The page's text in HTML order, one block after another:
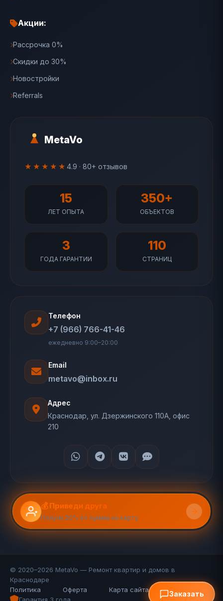
MetaVo
★★★★★ 4.9 · 80+ отзывов
15
ЛЕТ ОПЫТА
350+
ОБЪЕКТОВ
3
ГОДА ГАРАНТИИ
110
СТРАНИЦ
Акции:
Рассрочка 0%
Скидки до 30%
Новостройки
Referrals
Телефон
+7 (966) 766-41-46
ежедневно 9:00–20:00
Email
metavo@inbox.ru
Адрес
Краснодар, ул. Дзержинского 110А, офис
210
💰 Приведи друга
Получи 20% от суммы на карту
© 2020–2026 MetaVo — Ремонт квартир и домов в
Краснодаре
Политика
Оферта Карта сайта (110 стр.)
FAQ
Заказать